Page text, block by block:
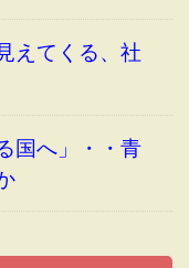
えてくる、社
国へ」・・青